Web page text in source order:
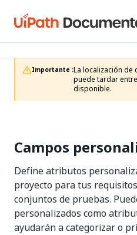
Importante :La localización
puede tardar
disponible.
Campos
Define atributos
proyecto para tus
conjuntos de pruebas.
personalizados como
ayudarán a categorizar o